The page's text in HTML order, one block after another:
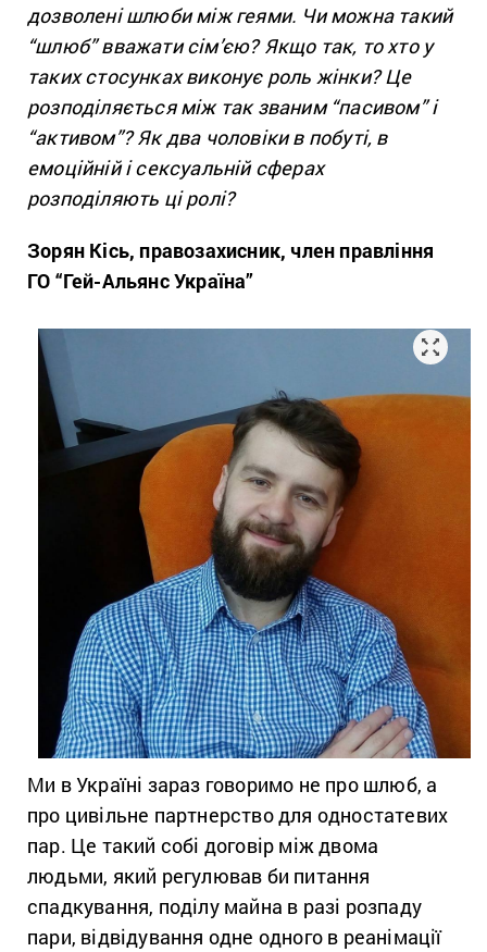
дозволені шлюби між геями. Чи можна такий
“шлюб” вважати сім’єю? Якщо так, то хто у
таких стосунках виконує роль жінки? Це
розподіляється між так званим “пасивом” і
“активом”? Як два чоловіки в побуті, в
емоційній і сексуальній сферах
розподіляють ці ролі?
Зорян Кісь, правозахисник, член правління
ГО “Гей-Альянс Україна”
Ми в Україні зараз говоримо не про шлюб, а
про цивільне партнерство для одностатевих
пар. Це такий собі договір між двома
людьми, який регулював би питання
спадкування, поділу майна в разі розпаду
пари, відвідування одне одного в реанімації